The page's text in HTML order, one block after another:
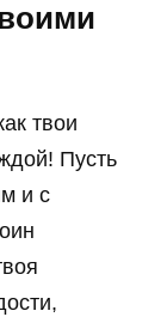
твои
Пусть
и с